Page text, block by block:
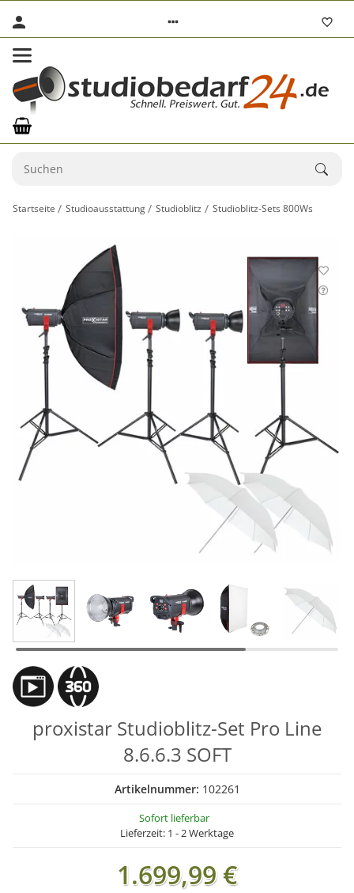
Startseite Studioausstattung Studioblitz Studioblitz-Sets 800Ws
proxistar Studioblitz-Set Pro Line
8.6.6.3 SOFT
Artikelnummer: 102261
Sofort lieferbar
Lieferzeit: 1 - 2 Werktage
1.699,99 €